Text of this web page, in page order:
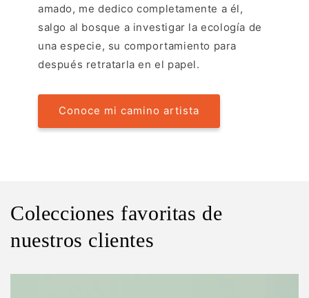
amado, me dedico completamente a él,
salgo al bosque a investigar la ecología de
una especie, su comportamiento para
después retratarla en el papel.
Conoce mi camino artista
Colecciones favoritas de
nuestros clientes